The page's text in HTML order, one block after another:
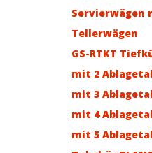
Servierwägen
Tellerwägen
GS-RTKT
mit 2
mit 3
mit 4
mit 5